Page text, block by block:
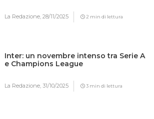
La Redazione,28/11/2025 2 min di lettura
Inter: un novembre intenso tra Serie A
e Champions League
La Redazione,31/10/2025 3 min di lettura